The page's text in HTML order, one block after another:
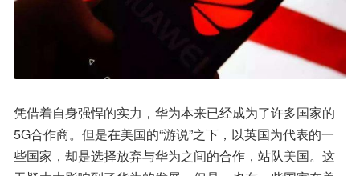
凭借着自身强悍的实力，华为本来已经成为了许多国家的
5G合作商。但是在美国的“游说”之下，以英国为代表的一
些国家，却是选择放弃与华为之间的合作，站队美国。这